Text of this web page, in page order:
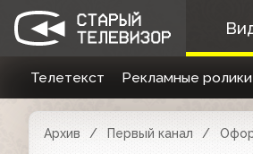
Телетекст Рекламные ролики
Архив Первый канал